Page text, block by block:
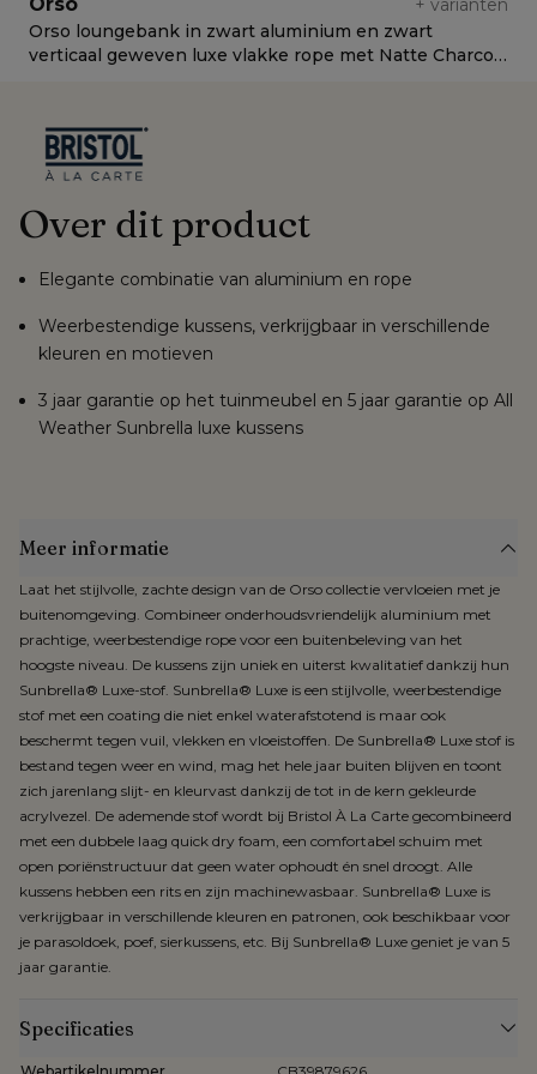
+ varianten
Orso loungebank in zwart aluminium en zwart
verticaal geweven luxe vlakke rope met Natte Charcoal
Over dit product
Elegante combinatie van aluminium en rope
Weerbestendige kussens, verkrijgbaar in verschillende
kleuren en motieven
3 jaar garantie op het tuinmeubel en 5 jaar garantie op All
Weather Sunbrella luxe kussens
Meer informatie
Laat het stijlvolle, zachte design van de Orso collectie vervloeien met je
buitenomgeving. Combineer onderhoudsvriendelijk aluminium met
prachtige, weerbestendige rope voor een buitenbeleving van het
hoogste niveau. De kussens zijn uniek en uiterst kwalitatief dankzij hun
Sunbrella® Luxe-stof. Sunbrella® Luxe is een stijlvolle, weerbestendige
stof met een coating die niet enkel waterafstotend is maar ook
beschermt tegen vuil, vlekken en vloeistoffen. De Sunbrella® Luxe stof is
bestand tegen weer en wind, mag het hele jaar buiten blijven en toont
zich jarenlang slijt- en kleurvast dankzij de tot in de kern gekleurde
acrylvezel. De ademende stof wordt bij Bristol À La Carte gecombineerd
met een dubbele laag quick dry foam, een comfortabel schuim met
open poriënstructuur dat geen water ophoudt én snel droogt. Alle
kussens hebben een rits en zijn machinewasbaar. Sunbrella® Luxe is
verkrijgbaar in verschillende kleuren en patronen, ook beschikbaar voor
je parasoldoek, poef, sierkussens, etc. Bij Sunbrella® Luxe geniet je van 5
jaar garantie.
Specificaties